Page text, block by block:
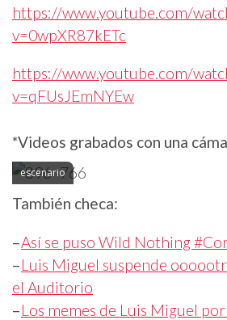
https://www.youtube.com/
v=0wpXR87kETc
https://www.youtube.com/
v=qFUsJEmNYEw
*Videos grabados con una
escenario
También checa:
–Así se puso Wild Nothing
–Luis Miguel suspende
el Auditorio
–Los memes de Luis Miguel